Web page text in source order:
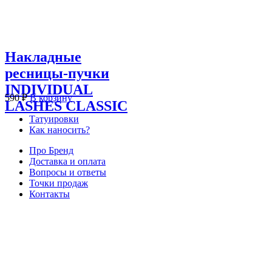
Накладные
ресницы-пучки
INDIVIDUAL
LASHES CLASSIC
590₽ В корзину
Татуировки
Как наносить?
Про Бренд
Доставка и оплата
Вопросы и ответы
Точки продаж
Контакты